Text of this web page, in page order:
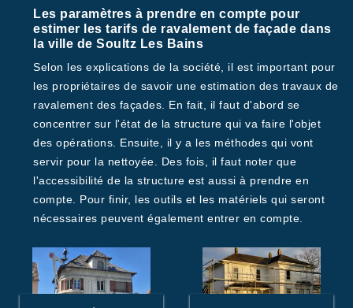
Les paramètres à prendre en compte pour
estimer les tarifs de ravalement de façade dans
la ville de Soultz Les Bains
Selon les explications de la société, il est important pour
les propriétaires de savoir une estimation des travaux de
ravalement des façades. En fait, il faut d'abord se
concentrer sur l'état de la structure qui va faire l'objet
des opérations. Ensuite, il y a les méthodes qui vont
servir pour la nettoyée. Des fois, il faut noter que
l'accessibilité de la structure est aussi à prendre en
compte. Pour finir, les outils et les matériels qui seront
nécessaires peuvent également entrer en compte.